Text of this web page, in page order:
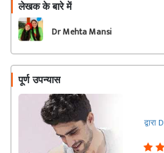
लेखक के बारे में
Dr Mehta Mansi
पूर्ण उपन्यास